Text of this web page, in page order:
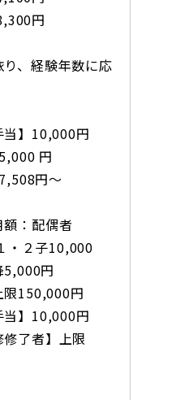
円
、経験年数に応
当】10,000円
円
円～
額：配偶者
・２子10,000
5,000円
限150,000円
当】10,000円
修了者】上限